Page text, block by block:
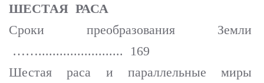
ШЕСТАЯ РАСА
Сроки преобразования Земли
……........................ 169
Шестая раса и параллельные миры